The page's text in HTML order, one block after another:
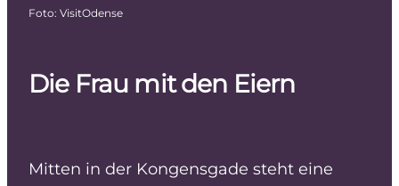
Die Frau mit den Eiern
Mitten in der Kongensgade steht eine
Foto: VisitOdense